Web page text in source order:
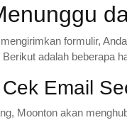
formulir,
Berikut adalah beberapa
Email
Moonton akan